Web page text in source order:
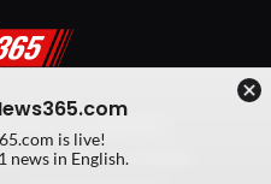
voorwaarden
by On Your Marks
is live!
news in English.